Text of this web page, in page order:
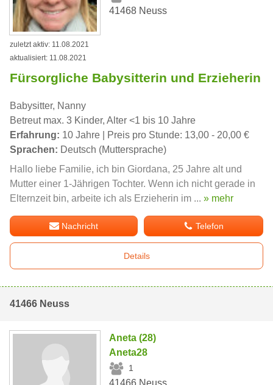
41468 Neuss
zuletzt aktiv: 11.08.2021
aktualisiert: 11.08.2021
Fürsorgliche Babysitterin und Erzieherin
Babysitter, Nanny
Betreut max. 3 Kinder, Alter <1 bis 10 Jahre
Erfahrung: 10 Jahre | Preis pro Stunde: 13,00 - 20,00 €
Sprachen: Deutsch (Muttersprache)
Hallo liebe Familie, ich bin Giordana, 25 Jahre alt und
Mutter einer 1-Jährigen Tochter. Wenn ich nicht gerade in
Elternzeit bin, arbeite ich als Erzieherin im ... » mehr
Nachricht Telefon
Details
41466 Neuss
Aneta (28)
Aneta28
1
41466 Neuss